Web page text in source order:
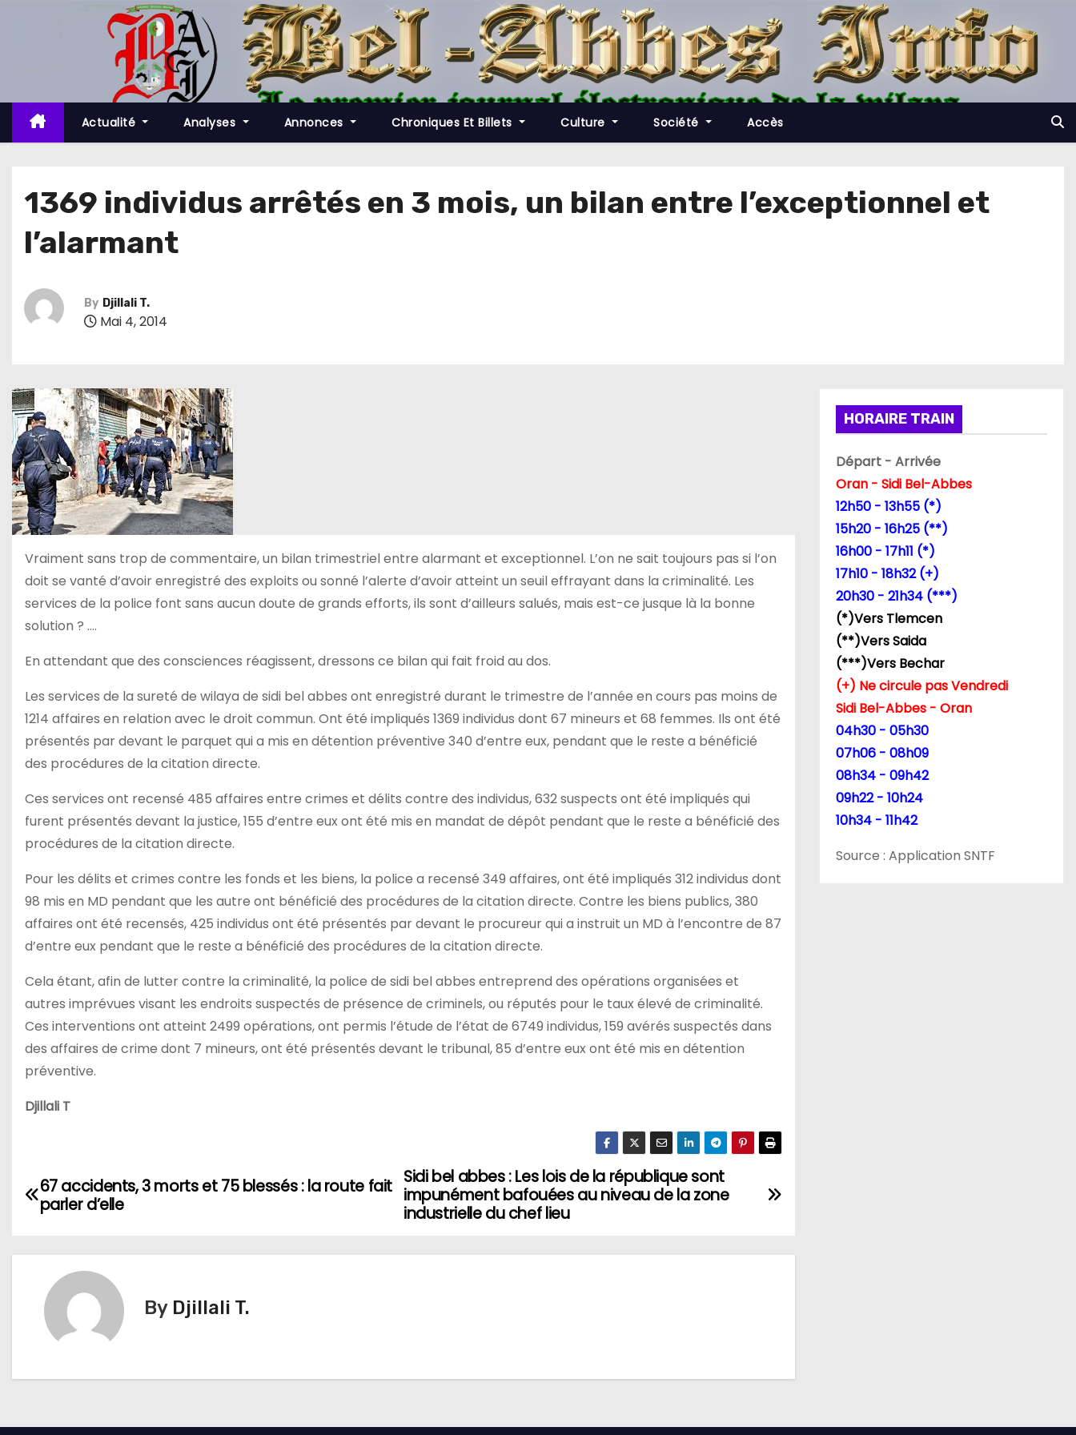
t
c
Actualité Analyses Annonces Chroniques Et Billets Culture Société Accès
1369 individus arrêtés en 3 mois, un bilan entre l’exceptionnel et
l’alarmant
By Djillali T.
Mai 4, 2014
Vraiment sans trop de commentaire, un bilan trimestriel entre alarmant et exceptionnel. L’on ne sait toujours pas si l’on
doit se vanté d’avoir enregistré des exploits ou sonné l’alerte d’avoir atteint un seuil effrayant dans la criminalité. Les
services de la police font sans aucun doute de grands efforts, ils sont d’ailleurs salués, mais est-ce jusque là la bonne
solution ? ….
En attendant que des consciences réagissent, dressons ce bilan qui fait froid au dos.
Les services de la sureté de wilaya de sidi bel abbes ont enregistré durant le trimestre de l’année en cours pas moins de
1214 affaires en relation avec le droit commun. Ont été impliqués 1369 individus dont 67 mineurs et 68 femmes. Ils ont été
présentés par devant le parquet qui a mis en détention préventive 340 d’entre eux, pendant que le reste a bénéficié
des procédures de la citation directe.
Ces services ont recensé 485 affaires entre crimes et délits contre des individus, 632 suspects ont été impliqués qui
furent présentés devant la justice, 155 d’entre eux ont été mis en mandat de dépôt pendant que le reste a bénéficié des
procédures de la citation directe.
Pour les délits et crimes contre les fonds et les biens, la police a recensé 349 affaires, ont été impliqués 312 individus dont
98 mis en MD pendant que les autre ont bénéficié des procédures de la citation directe. Contre les biens publics, 380
affaires ont été recensés, 425 individus ont été présentés par devant le procureur qui a instruit un MD à l’encontre de 87
d’entre eux pendant que le reste a bénéficié des procédures de la citation directe.
Cela étant, afin de lutter contre la criminalité, la police de sidi bel abbes entreprend des opérations organisées et
autres imprévues visant les endroits suspectés de présence de criminels, ou réputés pour le taux élevé de criminalité.
Ces interventions ont atteint 2499 opérations, ont permis l’étude de l’état de 6749 individus, 159 avérés suspectés dans
des affaires de crime dont 7 mineurs, ont été présentés devant le tribunal, 85 d’entre eux ont été mis en détention
préventive.
Djillali T
N
v
t
i
Sidi bel abbes : Les lois de la république sont
impunément bafouées au niveau de la zone
industrielle du chef lieu
67 accidents, 3 morts et 75 blessés : la route fait
parler d’elle
By Djillali T.
HORAIRE TRAIN
Départ - Arrivée
Oran - Sidi Bel-Abbes
12h50 - 13h55 (*)
15h20 - 16h25 (**)
16h00 - 17h11 (*)
17h10 - 18h32 (+)
20h30 - 21h34 (***)
(*)Vers Tlemcen
(**)Vers Saida
(***)Vers Bechar
(+) Ne circule pas Vendredi
Sidi Bel-Abbes - Oran
04h30 - 05h30
07h06 - 08h09
08h34 - 09h42
09h22 - 10h24
10h34 - 11h42
Source : Application SNTF